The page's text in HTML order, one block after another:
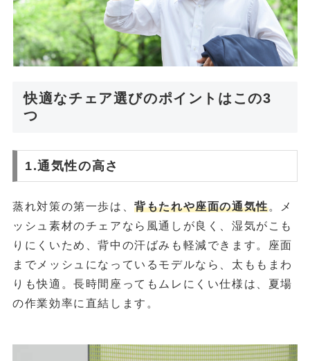
快適なチェア選びのポイントはこの3
つ
1.通気性の高さ
蒸れ対策の第一歩は、背もたれや座面の通気性。メ
ッシュ素材のチェアなら風通しが良く、湿気がこも
りにくいため、背中の汗ばみも軽減できます。座面
までメッシュになっているモデルなら、太ももまわ
りも快適。長時間座ってもムレにくい仕様は、夏場
の作業効率に直結します。